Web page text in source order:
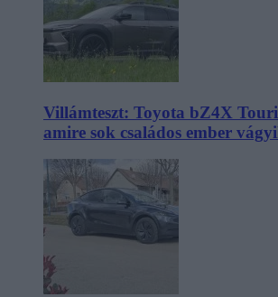
Villámteszt: Toyota bZ4X
amire sok családos ember